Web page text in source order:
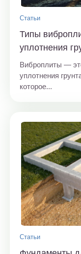
Статьи
Типы
уплотнения
Виброплиты —
уплотнения
которое...
Статьи